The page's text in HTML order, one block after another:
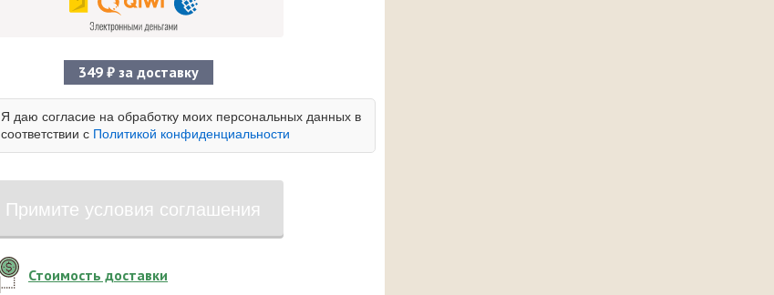
349 ₽ за доставку
Я даю согласие на обработку моих персональных данных в
соответствии с Политикой конфиденциальности
Примите условия соглашения
Стоимость доставки